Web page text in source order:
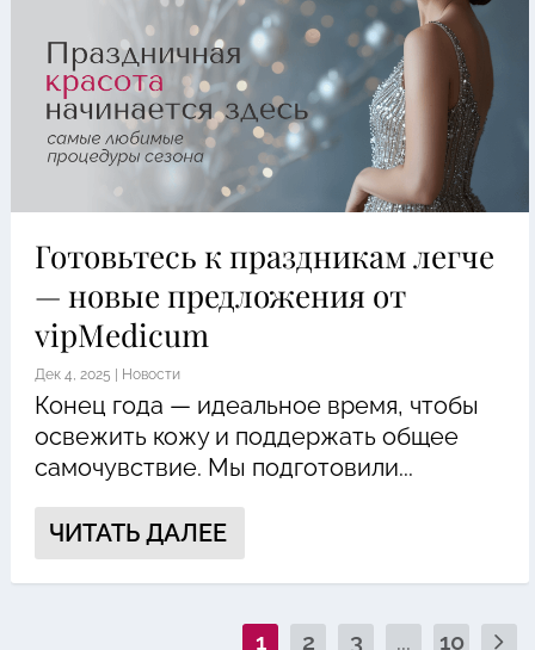
Готовьтесь к праздникам легче
— новые предложения от
vipMedicum
Дек 4, 2025 | Новости
Конец года — идеальное время, чтобы
освежить кожу и поддержать общее
самочувствие. Мы подготовили...
ЧИТАТЬ ДАЛЕЕ
1 2 3 ... 10